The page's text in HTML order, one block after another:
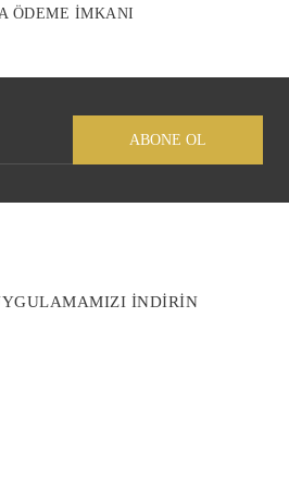
ÖDEME İMKANI
ABONE OL
İNDİRİN